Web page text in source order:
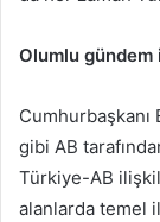
Olumlu gündem
Cumhurbaşkanı
gibi AB
Türkiye-AB
alanlarda temel